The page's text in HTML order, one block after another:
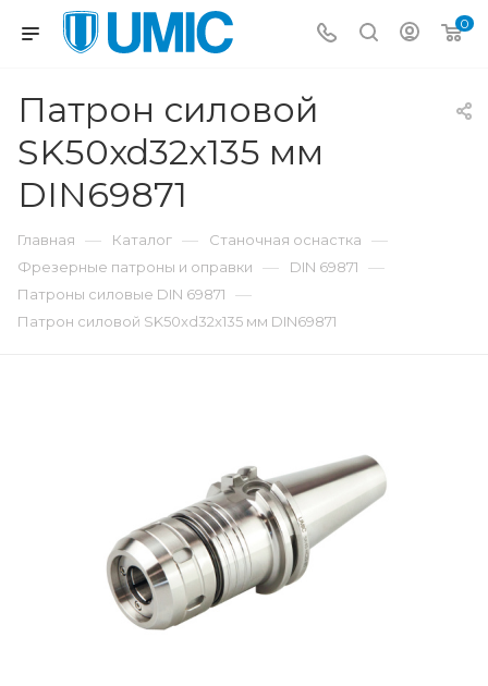
0
Патрон силовой
SK50xd32x135 мм
DIN69871
Главная — Каталог — Станочная оснастка —
Фрезерные патроны и оправки — DIN 69871 —
Патроны силовые DIN 69871 —
Патрон силовой SK50xd32x135 мм DIN69871